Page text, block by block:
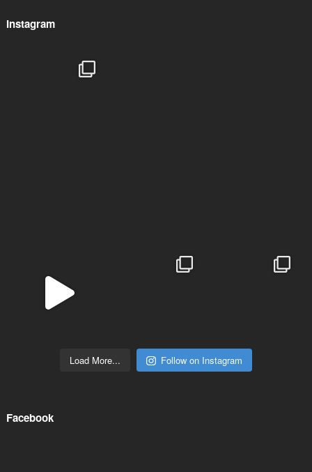
Instagram
Load More... Follow on Instagram
Facebook